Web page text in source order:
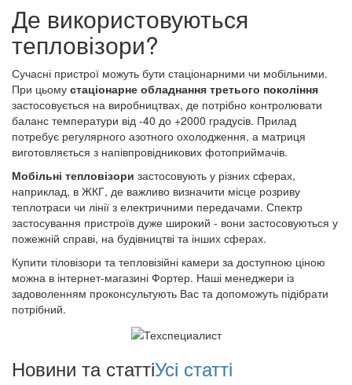
Де використовуються
тепловізори?
Сучасні пристрої можуть бути стаціонарними чи мобільними.
При цьому стаціонарне обладнання третього покоління
застосовується на виробництвах, де потрібно контролювати
баланс температури від -40 до +2000 градусів. Прилад
потребує регулярного азотного охолодження, а матриця
виготовляється з напівпровідникових фотоприймачів.
Мобільні тепловізори застосовують у різних сферах,
наприклад, в ЖКГ, де важливо визначити місце розриву
теплотраси чи лінії з електричними передачами. Спектр
застосування пристроїв дуже широкий - вони застосовуються у
пожежній справі, на будівництві та інших сферах.
Купити тіловізори та тепловізійні камери за доступною ціною
можна в інтернет-магазині Фортер. Наші менеджери із
задоволенням проконсультують Вас та допоможуть підібрати
потрібний.
Новини та статтіУсі статті